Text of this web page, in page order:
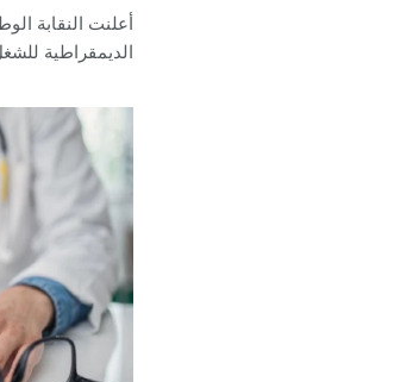
أعلنت النقابة
الديمقراطية